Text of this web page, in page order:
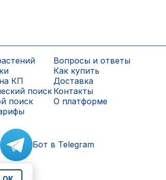
КП
поиск
поиск
Вопросы и ответы
Как купить
Доставка
Контакты
О платформе
Бот в Telegram